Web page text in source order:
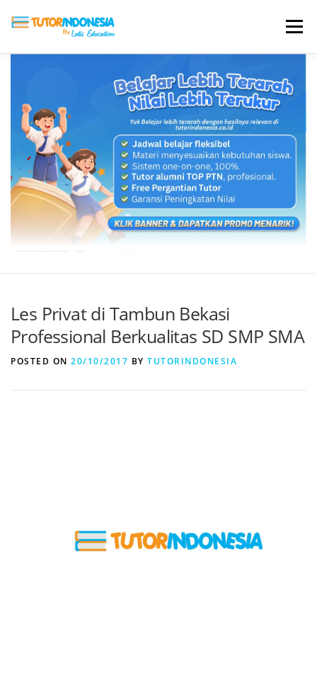
Menu
ABOUT US JADI PENGAJAR
BIAYA LES TESTIMONI PROFIL ALUMNI
BLOG DAFTAR SEKOLAH
Les Privat di Tambun Bekasi
Professional Berkualitas SD SMP SMA
POSTED ON 20/10/2017 BY TUTORINDONESIA